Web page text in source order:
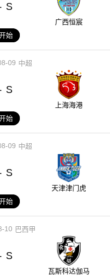
S
广西恒宸
始
09 中超
S
上海海港
始
09 中超
S
天津津门虎
始
10 巴西甲
S
瓦斯科达伽马